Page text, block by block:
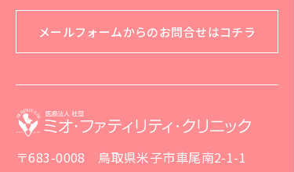
メールフォームからのお問合せはコチラ
〒683-0008 鳥取県米子市車尾南2-1-1